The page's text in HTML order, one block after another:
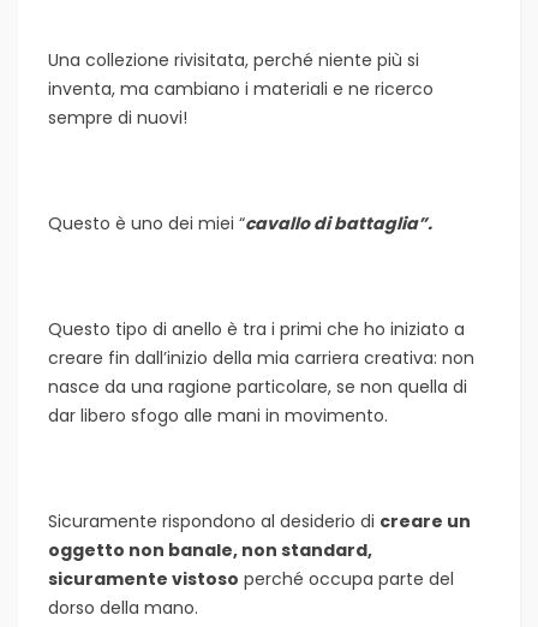
Una collezione rivisitata, perché niente più si
inventa, ma cambiano i materiali e ne ricerco
sempre di nuovi!
Questo è uno dei miei “cavallo di battaglia”.
Questo tipo di anello è tra i primi che ho iniziato a
creare fin dall’inizio della mia carriera creativa: non
nasce da una ragione particolare, se non quella di
dar libero sfogo alle mani in movimento.
Sicuramente rispondono al desiderio di creare un
oggetto non banale, non standard,
sicuramente vistoso perché occupa parte del
dorso della mano.